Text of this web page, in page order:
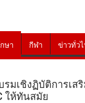
ษา กีฬา ข่าวทั่ว
มเชิงฏิบัติการเส
ให้ทันสมัย